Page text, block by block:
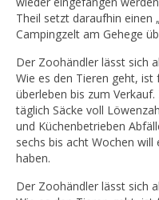
Theil setzt daraufhin einen
Campingzelt am Gehege
Der Zoohändler lässt sich
Wie es den Tieren geht, ist
überleben bis zum
täglich Säcke voll
und Küchenbetrieben
sechs bis acht Wochen
haben.
Der Zoohändler lässt sich